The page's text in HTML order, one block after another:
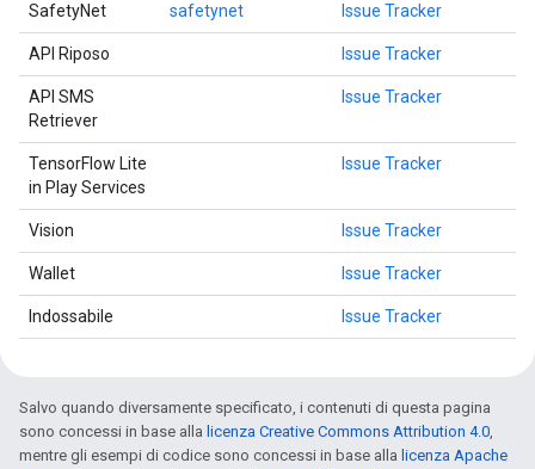
SafetyNet safetynet Issue Tracker
API Riposo Issue Tracker
API SMS
Retriever
Issue Tracker
TensorFlow Lite
in Play Services
Issue Tracker
Vision Issue Tracker
Wallet Issue Tracker
Indossabile Issue Tracker
Salvo quando diversamente specificato, i contenuti di questa pagina
sono concessi in base alla licenza Creative Commons Attribution 4.0,
mentre gli esempi di codice sono concessi in base alla licenza Apache